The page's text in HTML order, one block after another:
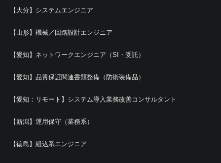
【大分】システムエンジニア
【山形】機械／回路設計エンジニア
【愛知】ネットワークエンジニア（SI・受託）
【愛知】品質保証関連書類整備（防衛装備品）
【愛知：リモート】システム導入業務改善コンサルタント
【新潟】運用保守（業務系）
【徳島】組込系エンジニア